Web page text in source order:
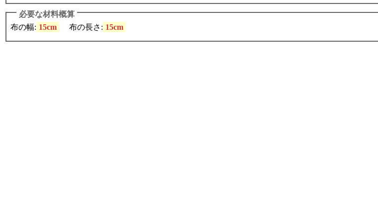
必要な材料概算
布の幅: 15cm 布の長さ: 15cm